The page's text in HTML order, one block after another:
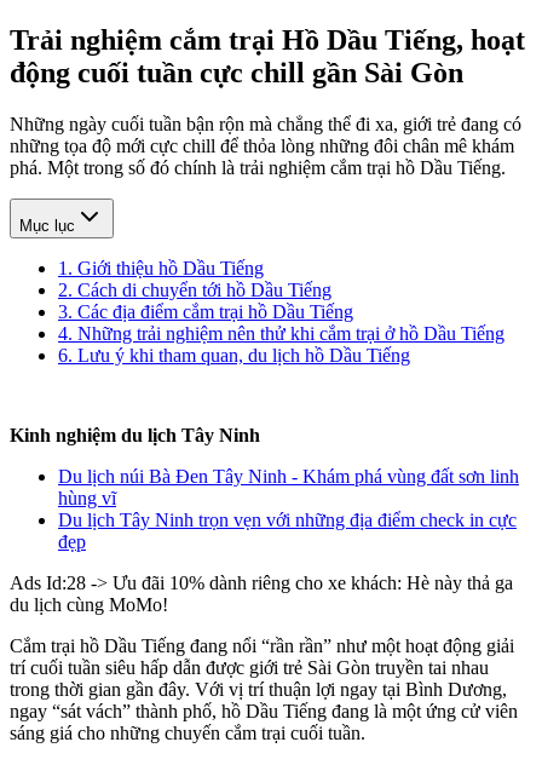
Trải nghiệm cắm trại Hồ Dầu Tiếng, hoạt
động cuối tuần cực chill gần Sài Gòn
Những ngày cuối tuần bận rộn mà chẳng thể đi xa, giới trẻ đang có
những tọa độ mới cực chill để thỏa lòng những đôi chân mê khám
phá. Một trong số đó chính là trải nghiệm cắm trại hồ Dầu Tiếng.
Mục lục
1. Giới thiệu hồ Dầu Tiếng
2. Cách di chuyển tới hồ Dầu Tiếng
3. Các địa điểm cắm trại hồ Dầu Tiếng
4. Những trải nghiệm nên thử khi cắm trại ở hồ Dầu Tiếng
6. Lưu ý khi tham quan, du lịch hồ Dầu Tiếng
Kinh nghiệm du lịch Tây Ninh
Du lịch núi Bà Đen Tây Ninh - Khám phá vùng đất sơn linh
hùng vĩ
Du lịch Tây Ninh trọn vẹn với những địa điểm check in cực
đẹp
Ads Id:28 -> Ưu đãi 10% dành riêng cho xe khách: Hè này thả ga
du lịch cùng MoMo!
Cắm trại hồ Dầu Tiếng đang nổi “rần rần” như một hoạt động giải
trí cuối tuần siêu hấp dẫn được giới trẻ Sài Gòn truyền tai nhau
trong thời gian gần đây. Với vị trí thuận lợi ngay tại Bình Dương,
ngay “sát vách” thành phố, hồ Dầu Tiếng đang là một ứng cử viên
sáng giá cho những chuyến cắm trại cuối tuần.